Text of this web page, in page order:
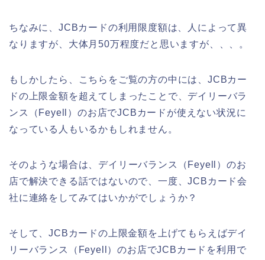
ちなみに、JCBカードの利用限度額は、人によって異
なりますが、大体月50万程度だと思いますが、、、。
もしかしたら、こちらをご覧の方の中には、JCBカー
ドの上限金額を超えてしまったことで、デイリーバラ
ンス（Feyell）のお店でJCBカードが使えない状況に
なっている人もいるかもしれません。
そのような場合は、デイリーバランス（Feyell）のお
店で解決できる話ではないので、一度、JCBカード会
社に連絡をしてみてはいかがでしょうか？
そして、JCBカードの上限金額を上げてもらえばデイ
リーバランス（Feyell）のお店でJCBカードを利用で